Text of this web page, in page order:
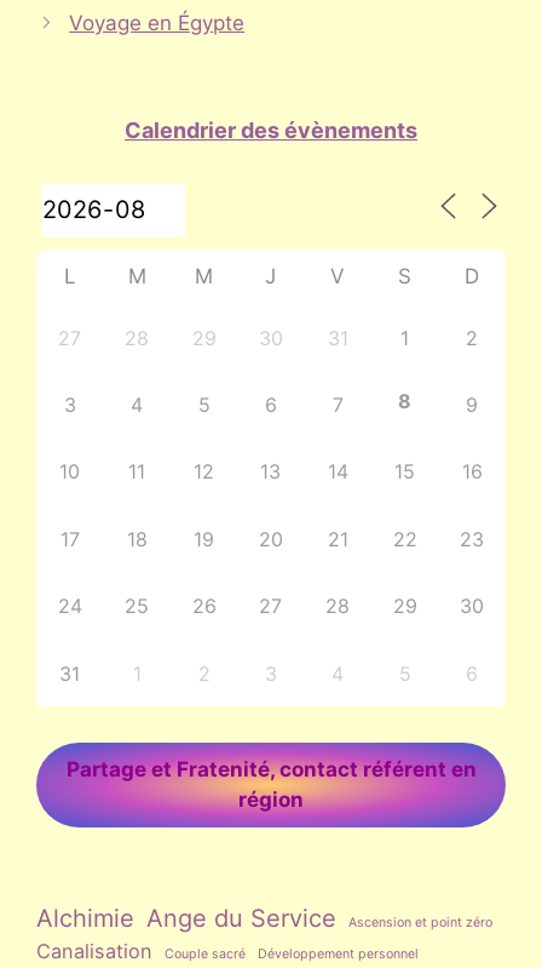
Voyage en Égypte
Calendrier des évènements
L M M J V S D
27 28 29 30 31 1 2
3 4 5 6 7 8 9
10 11 12 13 14 15 16
17 18 19 20 21 22 23
24 25 26 27 28 29 30
31 1 2 3 4 5 6
Partage et Fratenité, contact référent en
région
Alchimie Ange du Service Ascension et point zéro
Canalisation Couple sacré Développement personnel